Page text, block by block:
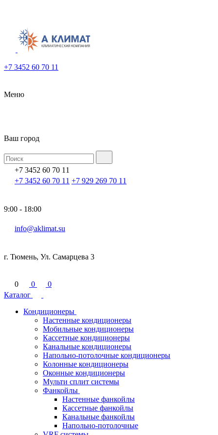
+7 3452 60 70 11
Меню
Ваш город
+7 3452 60 70 11
+7 3452 60 70 11 +7 929 269 70 11
9:00 - 18:00
info@aklimat.su
г. Тюмень, Ул. Самарцева 3
0 0
0
Каталог
Кондиционеры
Настенные кондиционеры
Мобильные кондиционеры
Кассетные кондиционеры
Канальные кондиционеры
Напольно-потолочные кондиционеры
Колонные кондиционеры
Оконные кондиционеры
Мульти сплит системы
Фанкойлы
Настенные фанкойлы
Кассетные фанкойлы
Канальные фанкойлы
Напольно-потолочные